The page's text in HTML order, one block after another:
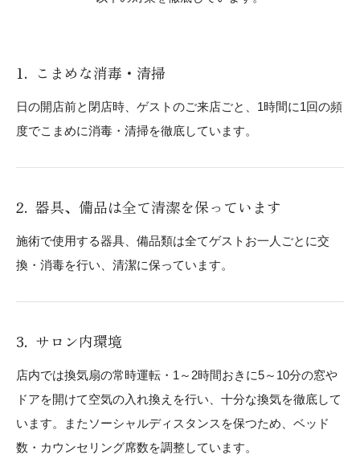
こまめな消毒・清掃
日の開店前と閉店時、ゲストのご来店ごと、1時間に1回の頻
度でこまめに消毒・清掃を徹底しています。
器具、備品は全て清潔を保っています
施術で使用する器具、備品類は全てゲストお一人ごとに交
換・消毒を行い、清潔に保っています。
サロン内環境
店内では換気扇の常時運転・1～2時間おきに5～10分の窓や
ドアを開けて空気の入れ換えを行い、十分な換気を徹底して
います。またソーシャルディスタンスを保つため、ベッド
数・カウンセリング席数を調整しています。